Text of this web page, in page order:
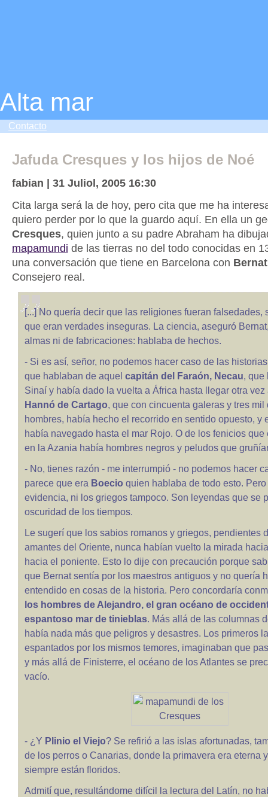
Alta mar
Contacto
Jafuda Cresques y los hijos de Noé
fabian | 31 Juliol, 2005 16:30
Cita larga será la de hoy, pero cita que me ha
quiero perder por lo que la guardo aquí. En ella un
Cresques, quien junto a su padre Abraham ha
mapamundi de las tierras no del todo conocidas en
una conversación que tiene en Barcelona con
Consejero real.
[...] No quería decir que las religiones fueran falsedades,
que eran verdades inseguras. La ciencia, aseguró
almas ni de fabricaciones: hablaba de hechos.
- Si es así, señor, no podemos hacer caso de las
que hablaban de aquel capitán del Faraón, Necau, que
Sinaí y había dado la vuelta a África hasta llegar otra vez
Hannó de Cartago, que con cincuenta galeras y tres mil
hombres, había hecho el recorrido en sentido opuesto, y
había navegado hasta el mar Rojo. O de los fenicios
en la Azania había hombres negros y peludos que
- No, tienes razón - me interrumpió - no podemos hacer
parece que era Boecio quien hablaba de todo esto.
evidencia, ni los griegos tampoco. Son leyendas que se
oscuridad de los tiempos.
Le sugerí que los sabios romanos y griegos, pendientes
amantes del Oriente, nunca habían vuelto la mirada
hacia el poniente. Esto lo dije con precaución porque
que Bernat sentía por los maestros antiguos y no quería
entendido en cosas de la historia. Pero concordaría
los hombres de Alejandro, el gran océano de
espantoso mar de tinieblas. Más allá de las columnas
había nada más que peligros y desastres. Los primeros
espantados por los mismos temores, imaginaban que
y más allá de Finisterre, el océano de los Atlantes se
vacío.
- ¿Y Plinio el Viejo? Se refirió a las islas afortunadas,
de los perros o Canarias, donde la primavera era eterna
siempre están floridos.
Admití que, resultándome difícil la lectura del Latín, no